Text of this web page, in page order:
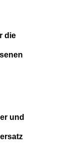
die
und